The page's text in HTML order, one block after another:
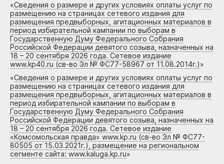
«Сведения о размере и других условиях оплаты услуг по
размещению на страницах сетевого издания для
размещения предвыборных, агитационных материалов в
период избирательной кампании по выборам в
Государственную Думу Федерального Собрания
Российской Федерации девятого созыва, назначенных на
18 – 20 сентября 2026 года. Сетевое издание
www.kp40.ru (св-во Эл № ФС77-58967 от 11.08.2014г.)»
«Сведения о размере и других условиях оплаты услуг по
размещению на страницах сетевого издания для
размещения предвыборных, агитационных материалов в
период избирательной кампании по выборам в
Государственную Думу Федерального Собрания
Российской Федерации девятого созыва, назначенных на
18 – 20 сентября 2026 года. Сетевое издание
«Комсомольская правда» www.kp.ru (св-во Эл № ФС77-
80505 от 15.03.2021г.), размещение на региональном
сегменте сайта: www.kaluga.kp.ru»